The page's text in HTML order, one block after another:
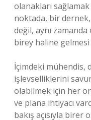
olanakları
noktada, bir dernek,
değil, aynı
birey haline gelmesi
İçimdeki
işlevselliklerini
olabilmek için her
ve plana ihtiyacı
bakış açısıyla